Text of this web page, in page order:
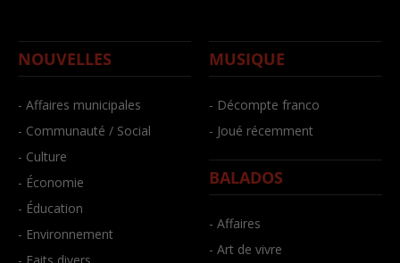
NOUVELLES
- Affaires municipales
- Communauté / Social
- Culture
- Économie
- Éducation
- Environnement
MUSIQUE
- Décompte franco
- Joué récemment
BALADOS
- Affaires
- Art de vivre